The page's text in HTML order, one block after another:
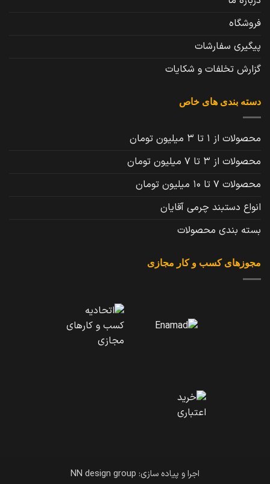
فروشگاه
پیگیری سفارشات
گزارش تخلفات و شکایات
دسته بندی های خاص
محصولات از 1 تا 3 میلیون تومان
محصولات از 3 تا 7 میلیون تومان
محصولات 7 تا 10 میلیون تومان
انواع دستبند چرمی آقایان
بسته بندی محصولات
مجوزهای کسب و کار مجازی
اجرا و پیاده سازی: NN design group